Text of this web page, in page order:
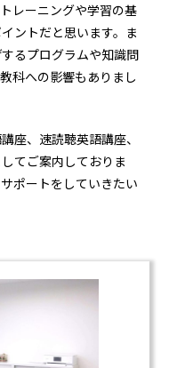
レーニングや学習の基
ントだと思います。ま
るプログラムや知識問
科への影響もありまし
座、速読聴英語講座、
てご案内しておりま
ポートをしていきたい